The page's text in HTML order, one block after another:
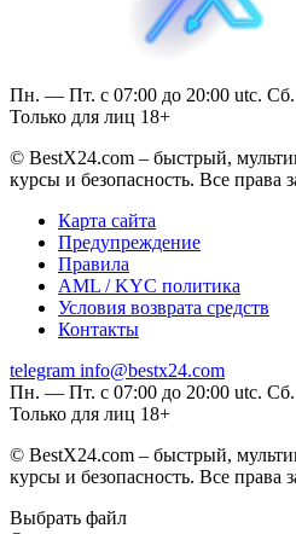
Пн. — Пт. с 07:00 до 20:00 utc.
Только для лиц 18+
© BestX24.com – быстрый,
курсы и безопасность. Все
Карта сайта
Предупреждение
Правила
AML / KYC политика
Условия возврата средств
Контакты
telegram info@bestx24.com
Пн. — Пт. с 07:00 до 20:00 utc.
Только для лиц 18+
© BestX24.com – быстрый,
курсы и безопасность. Все
Выбрать файл